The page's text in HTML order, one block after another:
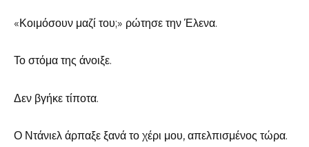
«Κοιμόσουν μαζί του;» ρώτησε την Έλενα.
Το στόμα της άνοιξε.
Δεν βγήκε τίποτα.
Ο Ντάνιελ άρπαξε ξανά το χέρι μου, απελπισμένος τώρα.